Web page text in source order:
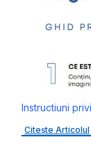
Instructiuni
Citește Articolul